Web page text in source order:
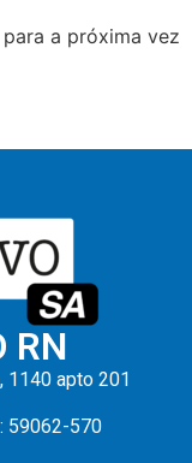
a próxima vez
RN
1140 apto 201
59062-570